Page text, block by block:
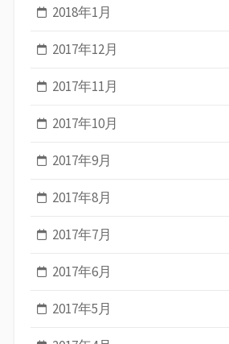
2018年1月
2017年12月
2017年11月
2017年10月
2017年9月
2017年8月
2017年7月
2017年6月
2017年5月